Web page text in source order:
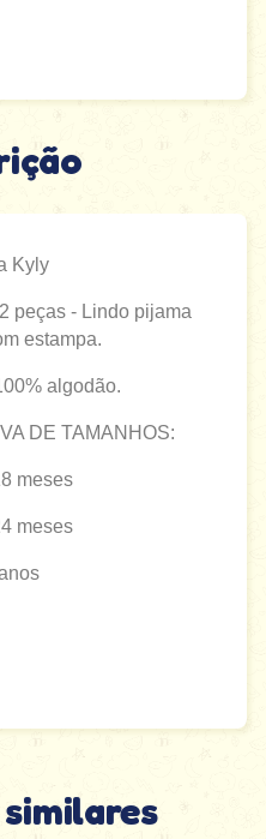
Kyly
peças - Lindo pijama
estampa.
algodão.
DE TAMANHOS:
meses
meses